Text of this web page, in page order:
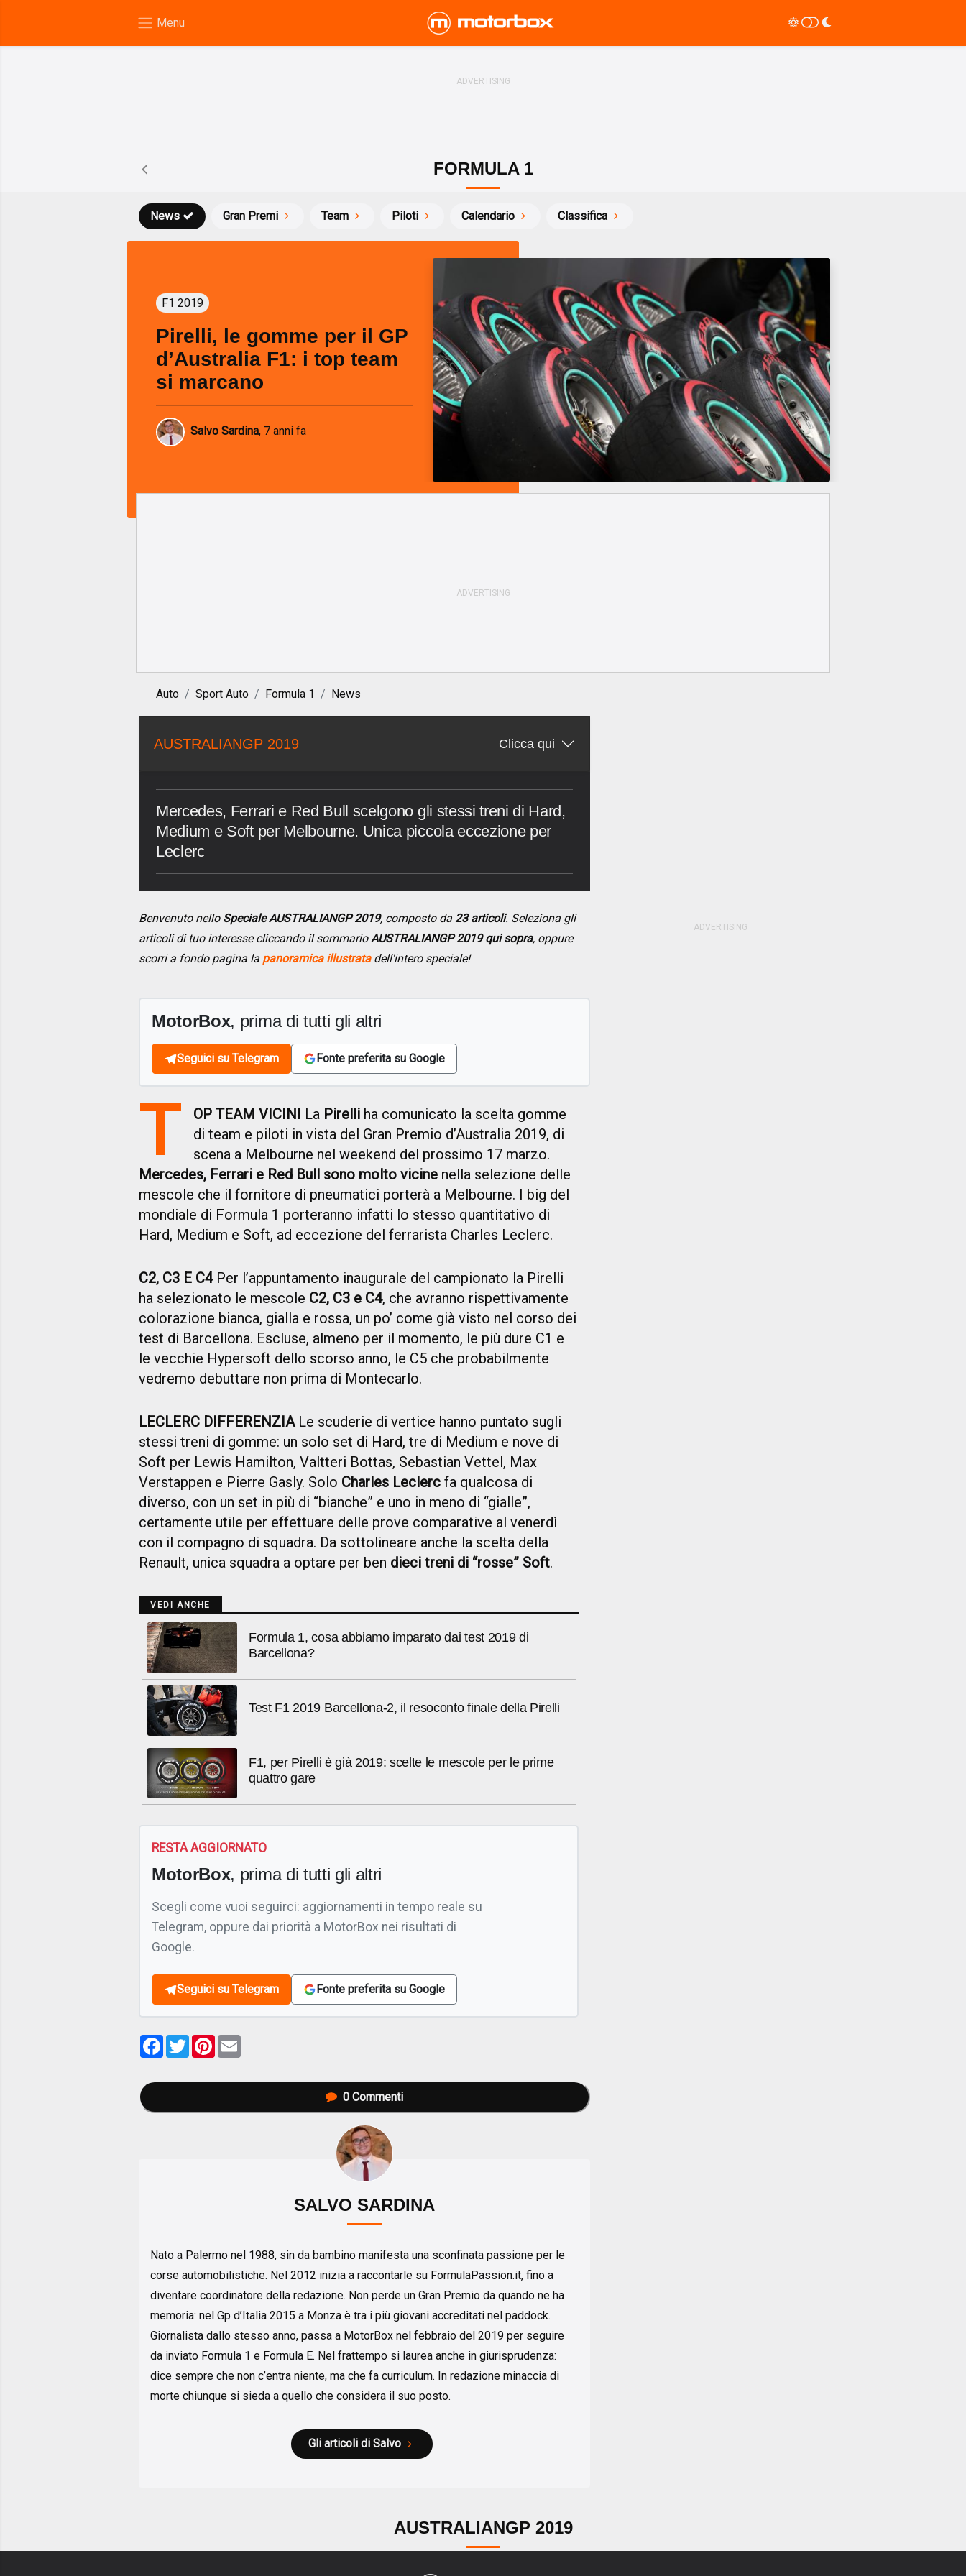
FORMULA 1
News Gran Premi Team Piloti Calendario Classifica
F1 2019
Pirelli, le gomme per il GP
d’Australia F1: i top team
si marcano
Salvo Sardina, 7 anni fa
Auto Sport Auto Formula 1 News
AUSTRALIANGP 2019 Clicca qui
Mercedes, Ferrari e Red Bull scelgono gli stessi treni di Hard,
Medium e Soft per Melbourne. Unica piccola eccezione per
Leclerc
Benvenuto nello Speciale AUSTRALIANGP 2019, composto da 23 articoli. Seleziona gli
articoli di tuo interesse cliccando il sommarioAUSTRALIANGP 2019 qui sopra, oppure
scorri a fondo pagina la panoramica illustratadell'intero speciale!
MotorBox, prima di tutti gli altri
Seguici su Telegram Fonte preferita su Google
T OP TEAM VICINI La Pirelli ha comunicato la scelta gomme
di team e piloti in vista del Gran Premio d’Australia 2019, di
scena a Melbourne nel weekend del prossimo 17 marzo.
Mercedes, Ferrari e Red Bull sono molto vicine nella selezione delle
mescole che il fornitore di pneumatici porterà a Melbourne. I big del
mondiale di Formula 1 porteranno infatti lo stesso quantitativo di
Hard, Medium e Soft, ad eccezione del ferrarista Charles Leclerc.
C2, C3 E C4Per l’appuntamento inaugurale del campionato la Pirelli
ha selezionato le mescole C2, C3 e C4, che avranno rispettivamente
colorazione bianca, gialla e rossa, un po’ come già visto nel corso dei
test di Barcellona. Escluse, almeno per il momento, le più dure C1 e
le vecchie Hypersoft dello scorso anno, le C5 che probabilmente
vedremo debuttare non prima di Montecarlo.
LECLERC DIFFERENZIALe scuderie di vertice hanno puntato sugli
stessi treni di gomme: un solo set di Hard, tre di Medium e nove di
Soft per Lewis Hamilton, Valtteri Bottas, Sebastian Vettel, Max
Verstappen e Pierre Gasly. Solo Charles Leclerc fa qualcosa di
diverso, con un set in più di “bianche” e uno in meno di “gialle”,
certamente utile per effettuare delle prove comparative al venerdì
con il compagno di squadra. Da sottolineare anche la scelta della
Renault, unica squadra a optare per ben dieci treni di “rosse” Soft.
VEDI ANCHE
Formula 1, cosa abbiamo imparato dai test 2019 di
Barcellona?
Test F1 2019 Barcellona-2, il resoconto finale della Pirelli
F1, per Pirelli è già 2019: scelte le mescole per le prime
quattro gare
RESTA AGGIORNATO
MotorBox, prima di tutti gli altri
Scegli come vuoi seguirci: aggiornamenti in tempo reale su
Telegram, oppure dai priorità a MotorBox nei risultati di
Google.
Seguici su Telegram Fonte preferita su Google
Facebook
TwitterPinterest
0 Commenti
SALVO SARDINA
Nato a Palermo nel 1988, sin da bambino manifesta una sconfinata passione per le
corse automobilistiche. Nel 2012 inizia a raccontarle su FormulaPassion.it, fino a
diventare coordinatore della redazione. Non perde un Gran Premio da quando ne ha
memoria: nel Gp d’Italia 2015 a Monza è tra i più giovani accreditati nel paddock.
Giornalista dallo stesso anno, passa a MotorBox nel febbraio del 2019 per seguire
da inviato Formula 1 e Formula E. Nel frattempo si laurea anche in giurisprudenza:
dice sempre che non c’entra niente, ma che fa curriculum. In redazione minaccia di
morte chiunque si sieda a quello che considera il suo posto.
Gli articoli di Salvo
AUSTRALIANGP 2019